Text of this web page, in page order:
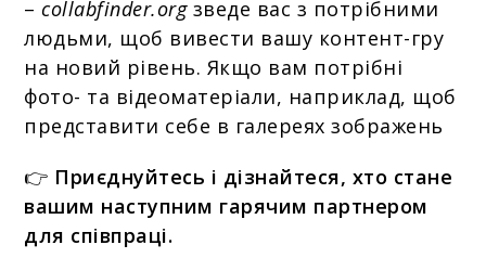
–collabfinder.orgзведе вас з потрібними
людьми, щоб вивести вашу контент-гру
на новий рівень. Якщо вам потрібні
фото- та відеоматеріали, наприклад, щоб
представити себе в галереях зображень
👉 Приєднуйтесь і дізнайтеся, хто стане
вашим наступним гарячим партнером
для співпраці.